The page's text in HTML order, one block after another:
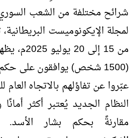
شرائح مختلفة من الشعب
لمجلة الإيكونوميست
عبّروا عن تفاؤلهم بالاتجاه العام
النظام الجديد يُعتبر أكثر
مقارنةً بحكم بشار